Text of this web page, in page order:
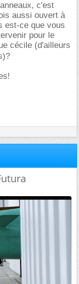
c'est
aussi ouvert à
est-ce que vous
pour le
cécile (d'ailleurs